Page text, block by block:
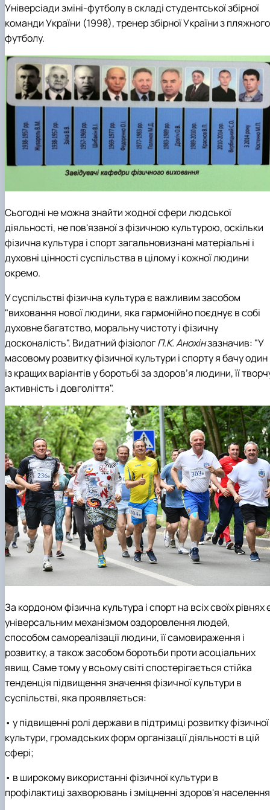
Універсіади зміні-футболу в складі студентської збірної
команди України (1998), тренер збірної України з пляжного
футболу.
Сьогодні не можна знайти жодної сфери людської
діяльності, не пов'язаної з фізичною культурою, оскільки
фізична культура і спорт загальновизнані матеріальні і
духовні цінності суспільства в цілому і кожної людини
окремо.
У суспільстві фізична культура є важливим засобом
"виховання нової людини, яка гармонійно поєднує в собі
духовне багатство, моральну чистоту і фізичну
досконалість". Видатний фізіологП.К. Анохінзазначив: "У
масовому розвитку фізичної культури і спорту я бачу один
із кращих варіантів у боротьбі за здоров’я людини, її
активність і довголіття".
За кордоном фізична культура і спорт на всіх своїх рівнях
універсальним механізмом оздоровлення людей,
способом самореалізації людини, її самовираження і
розвитку, а також засобом боротьби проти асоціальних
явищ. Саме тому у всьому світі спостерігається стійка
тенденція підвищення значення фізичної культури в
суспільстві, яка проявляється:
• у підвищенні ролі держави в підтримці розвитку фізичної
культури, громадських форм організації діяльності в цій
сфері;
• в широкому використанні фізичної культури в
профілактиці захворювань і зміцненні здоров'я